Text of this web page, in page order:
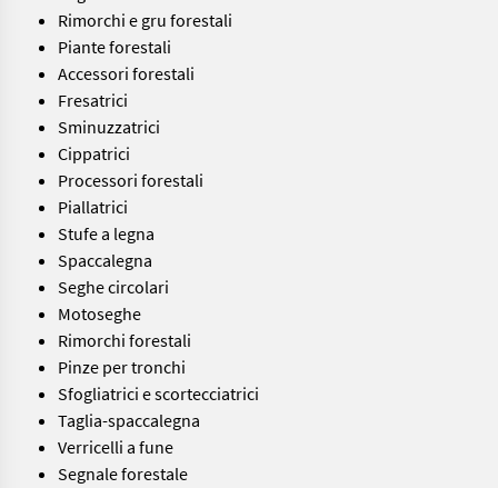
Rimorchi e gru forestali
Piante forestali
Accessori forestali
Fresatrici
Sminuzzatrici
Cippatrici
Processori forestali
Piallatrici
Stufe a legna
Spaccalegna
Seghe circolari
Motoseghe
Rimorchi forestali
Pinze per tronchi
Sfogliatrici e scortecciatrici
Taglia-spaccalegna
Verricelli a fune
Segnale forestale